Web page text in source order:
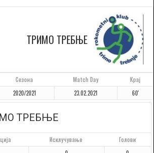
ТРИМО ТРЕБЊЕ
Сезона Match Day
Крај
2020/2021 23.02.2021 60'
ТРЕБЊЕ
Исклучување
Голови